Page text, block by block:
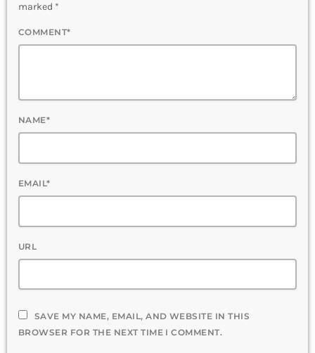
marked *
COMMENT*
NAME*
EMAIL*
URL
SAVE MY NAME, EMAIL, AND WEBSITE IN THIS
BROWSER FOR THE NEXT TIME I COMMENT.